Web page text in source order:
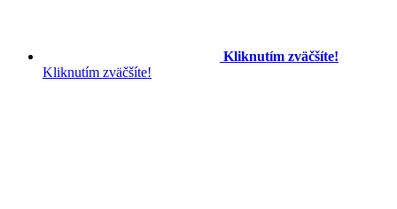
Kliknutím zväčšíte!
Kliknutím zväčšíte!